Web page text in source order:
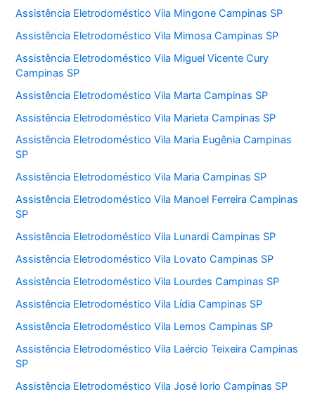
Assistência Eletrodoméstico Vila Mingone Campinas SP
Assistência Eletrodoméstico Vila Mimosa Campinas SP
Assistência Eletrodoméstico Vila Miguel Vicente Cury
Campinas SP
Assistência Eletrodoméstico Vila Marta Campinas SP
Assistência Eletrodoméstico Vila Marieta Campinas SP
Assistência Eletrodoméstico Vila Maria Eugênia Campinas
SP
Assistência Eletrodoméstico Vila Maria Campinas SP
Assistência Eletrodoméstico Vila Manoel Ferreira Campinas
SP
Assistência Eletrodoméstico Vila Lunardi Campinas SP
Assistência Eletrodoméstico Vila Lovato Campinas SP
Assistência Eletrodoméstico Vila Lourdes Campinas SP
Assistência Eletrodoméstico Vila Lídia Campinas SP
Assistência Eletrodoméstico Vila Lemos Campinas SP
Assistência Eletrodoméstico Vila Laércio Teixeira Campinas
SP
Assistência Eletrodoméstico Vila José Iorio Campinas SP